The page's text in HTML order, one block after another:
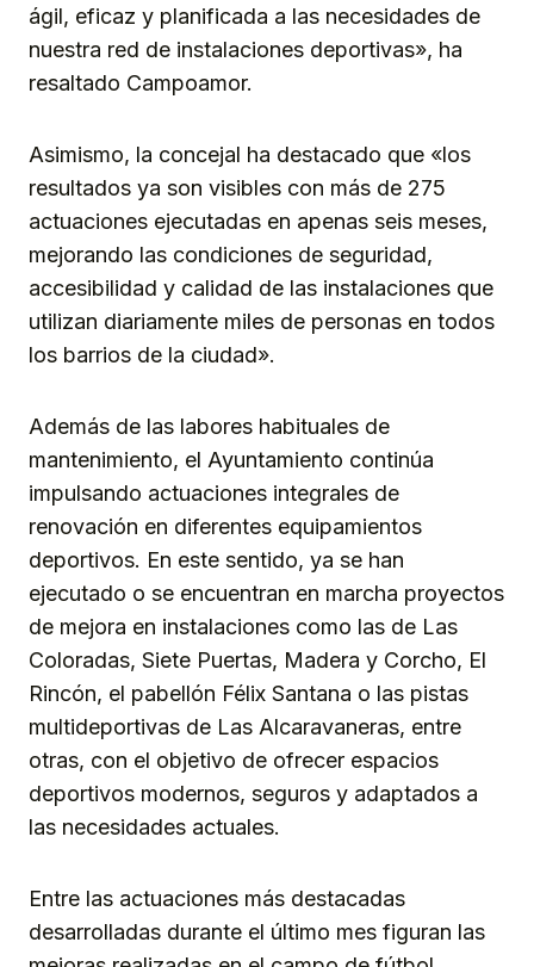
ágil, eficaz y planificada a las necesidades de
nuestra red de instalaciones deportivas», ha
resaltado Campoamor.
Asimismo, la concejal ha destacado que «los
resultados ya son visibles con más de 275
actuaciones ejecutadas en apenas seis meses,
mejorando las condiciones de seguridad,
accesibilidad y calidad de las instalaciones que
utilizan diariamente miles de personas en todos
los barrios de la ciudad».
Además de las labores habituales de
mantenimiento, el Ayuntamiento continúa
impulsando actuaciones integrales de
renovación en diferentes equipamientos
deportivos. En este sentido, ya se han
ejecutado o se encuentran en marcha proyectos
de mejora en instalaciones como las de Las
Coloradas, Siete Puertas, Madera y Corcho, El
Rincón, el pabellón Félix Santana o las pistas
multideportivas de Las Alcaravaneras, entre
otras, con el objetivo de ofrecer espacios
deportivos modernos, seguros y adaptados a
las necesidades actuales.
Entre las actuaciones más destacadas
desarrolladas durante el último mes figuran las